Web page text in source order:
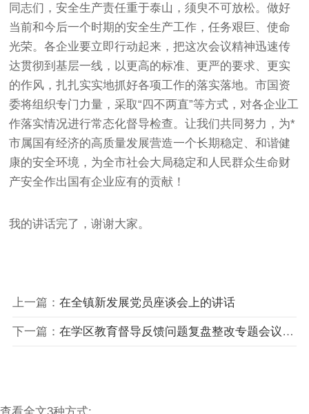
同志们，安全生产责任重于泰山，须臾不可放松。做好
当前和今后一个时期的安全生产工作，任务艰巨、使命
光荣。各企业要立即行动起来，把这次会议精神迅速传
达贯彻到基层一线，以更高的标准、更严的要求、更实
的作风，扎扎实实地抓好各项工作的落实落地。市国资
委将组织专门力量，采取“四不两直”等方式，对各企业工
作落实情况进行常态化督导检查。让我们共同努力，为*
市属国有经济的高质量发展营造一个长期稳定、和谐健
康的安全环境，为全市社会大局稳定和人民群众生命财
产安全作出国有企业应有的贡献！
我的讲话完了，谢谢大家。
上一篇： 在全镇新发展党员座谈会上的讲话
下一篇： 在学区教育督导反馈问题复盘整改专题会议上的讲话